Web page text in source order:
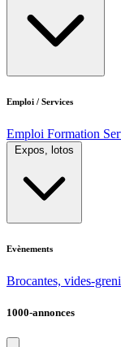
Emploi / Services
Emploi Formation
Expos, lotos
Evènements
Brocantes, vides-
1000-annonces